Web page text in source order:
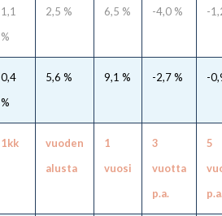
1,1
%
2,5 % 6,5 % -4,0 % -
0,4
%
5,6 % 9,1 % -2,7 % -
1kk
vuoden
alusta
1
vuosi
3
vuotta
p.a.
5